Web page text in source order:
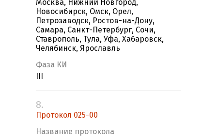
Москва, Нижний Новгород,
Новосибирск, Омск, Орел,
Петрозаводск, Ростов-на-Дону,
Самара, Санкт-Петербург, Сочи,
Ставрополь, Тула, Уфа, Хабаровск,
Челябинск, Ярославль
Фаза КИ
8.
Протокол 025-00
Название протокола